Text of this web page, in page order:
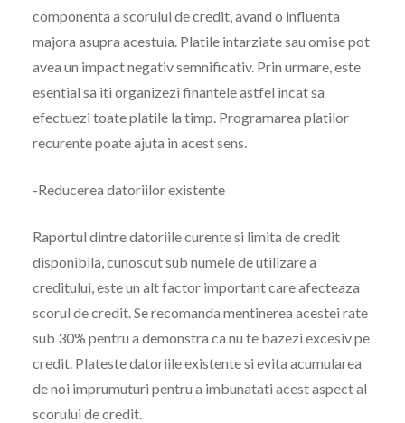
componenta a scorului de credit, avand o influenta
majora asupra acestuia. Platile intarziate sau omise pot
avea un impact negativ semnificativ. Prin urmare, este
esential sa iti organizezi finantele astfel incat sa
efectuezi toate platile la timp. Programarea platilor
recurente poate ajuta in acest sens.
-Reducerea datoriilor existente
Raportul dintre datoriile curente si limita de credit
disponibila, cunoscut sub numele de utilizare a
creditului, este un alt factor important care afecteaza
scorul de credit. Se recomanda mentinerea acestei rate
sub 30% pentru a demonstra ca nu te bazezi excesiv pe
credit. Plateste datoriile existente si evita acumularea
de noi imprumuturi pentru a imbunatati acest aspect al
scorului de credit.